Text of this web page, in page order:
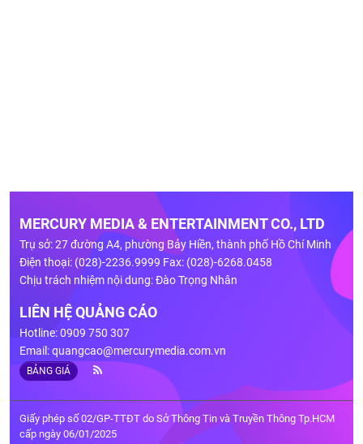
MERCURY MEDIA & ENTERTAINMENT CO., LTD
Trụ sở: 27 đường A4, phường Bảy Hiền, thành phố Hồ Chí Minh
Điện thoại: (028)-2236.9999 Fax: (028)-6268.0458
Chịu trách nhiệm nội dung: Đào Trọng Nhân
LIÊN HỆ QUẢNG CÁO
Hotline: 0909 750 307
Email:quangcao@mercurymedia.com.vn
BẢNG GIÁ
Giấy phép số 02/GP-TTĐT do Sở Thông Tin và Truyền Thông Tp.HCM
cấp ngày 06/01/2025